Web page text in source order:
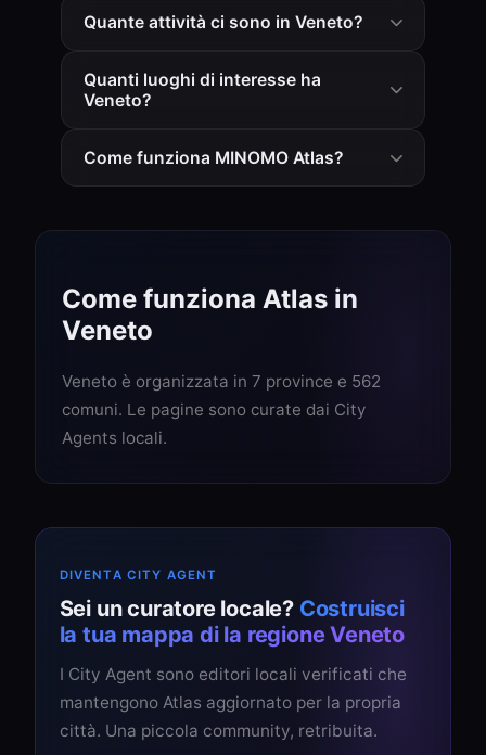
Quante attività ci sono in Veneto?
Quanti luoghi di interesse ha
Veneto?
Come funziona MINOMO Atlas?
Come funziona Atlas in
Veneto
Veneto è organizzata in 7 province e 562
comuni. Le pagine sono curate dai City
Agents locali.
DIVENTA CITY AGENT
Sei un curatore locale? Costruisci
la tua mappa di la regione Veneto
I City Agent sono editori locali verificati che
mantengono Atlas aggiornato per la propria
città. Una piccola community, retribuita.